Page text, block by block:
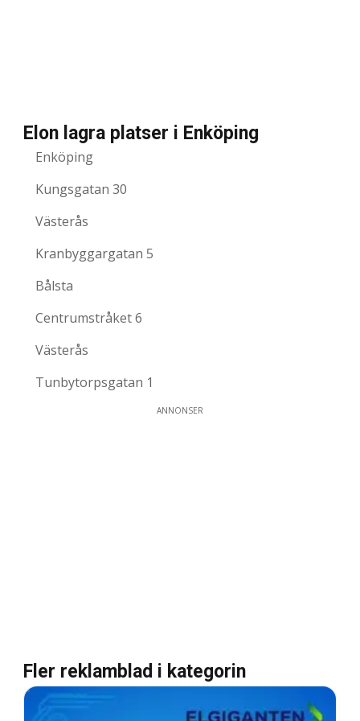
Elon lagra platser i Enköping
Enköping
Kungsgatan 30
Västerås
Kranbyggargatan 5
Bålsta
Centrumstråket 6
Västerås
Tunbytorpsgatan 1
ANNONSER
Fler reklamblad i kategorin